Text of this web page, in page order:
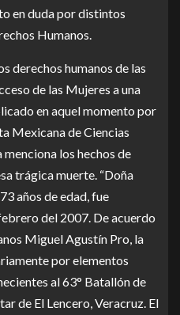
en duda por distintos
Humanos.
derechos humanos de las
de las Mujeres a una
en aquel momento por
Mexicana de Ciencias
los hechos de
trágica muerte. “Doña
años de edad, fue
del 2007. De acuerdo
Miguel Agustín Pro, la
por elementos
al 63° Batallón de
de El Lencero, Veracruz. El